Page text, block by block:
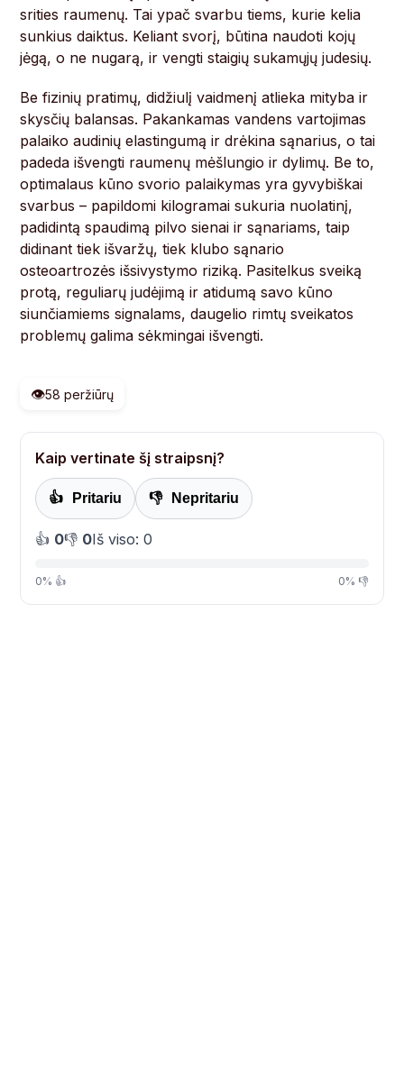
srities raumenų. Tai ypač svarbu tiems, kurie kelia
sunkius daiktus. Keliant svorį, būtina naudoti kojų
jėgą, o ne nugarą, ir vengti staigių sukamųjų judesių.
Be fizinių pratimų, didžiulį vaidmenį atlieka mityba ir
skysčių balansas. Pakankamas vandens vartojimas
palaiko audinių elastingumą ir drėkina sąnarius, o tai
padeda išvengti raumenų mėšlungio ir dylimų. Be to,
optimalaus kūno svorio palaikymas yra gyvybiškai
svarbus – papildomi kilogramai sukuria nuolatinį,
padidintą spaudimą pilvo sienai ir sąnariams, taip
didinant tiek išvaržų, tiek klubo sąnario
osteoartrozės išsivystymo riziką. Pasitelkus sveiką
protą, reguliarų judėjimą ir atidumą savo kūno
siunčiamiems signalams, daugelio rimtų sveikatos
problemų galima sėkmingai išvengti.
👁️58 peržiūrų
Kaip vertinate šį straipsnį?
👍 Pritariu 👎 Nepritariu
👍 0👎 0Iš viso: 0
0% 👍 0% 👎